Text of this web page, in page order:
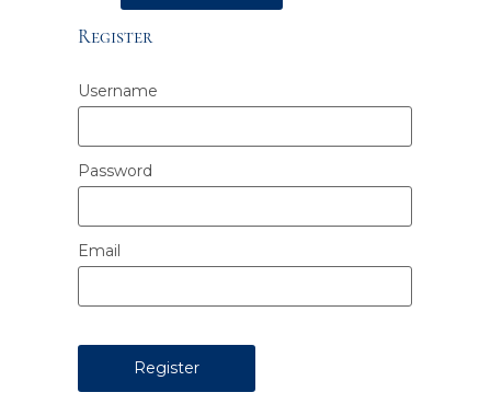
Alternative:
Register
Username
Password
Email